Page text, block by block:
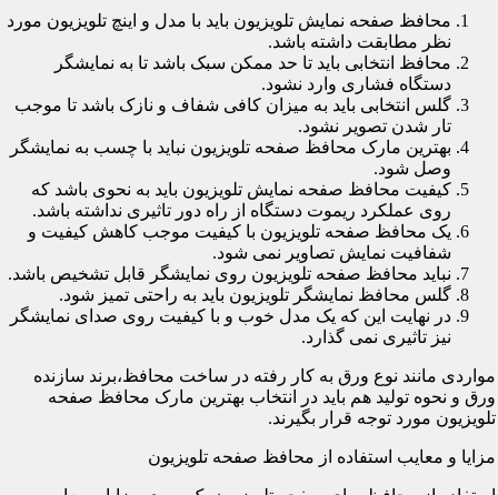
محافظ صفحه نمایش تلویزیون باید با مدل و اینچ تلویزیون مورد
نظر مطابقت داشته باشد.
محافظ انتخابی باید تا حد ممکن سبک باشد تا به نمایشگر
دستگاه فشاری وارد نشود.
گلس انتخابی باید به میزان کافی شفاف و نازک باشد تا موجب
تار شدن تصویر نشود.
بهترین مارک محافظ صفحه تلویزیون نباید با چسب به نمایشگر
وصل شود.
کیفیت محافظ صفحه نمایش تلویزیون باید به نحوی باشد که
روی عملکرد ریموت دستگاه از راه دور تاثیری نداشته باشد.
یک محافظ صفحه تلویزیون با کیفیت موجب کاهش کیفیت و
شفافیت نمایش تصاویر نمی شود.
نباید محافظ صفحه تلویزیون روی نمایشگر قابل تشخیص باشد.
گلس محافظ نمایشگر تلویزیون باید به راحتی تمیز شود.
در نهایت این که یک مدل خوب و با کیفیت روی صدای نمایشگر
نیز تاثیری نمی گذارد.
مواردی مانند نوع ورق به کار رفته در ساخت محافظ،برند سازنده
ورق و نحوه تولید هم باید در انتخاب بهترین مارک محافظ صفحه
تلویزیون مورد توجه قرار بگیرند.
مزایا و معایب استفاده از محافظ صفحه تلویزیون